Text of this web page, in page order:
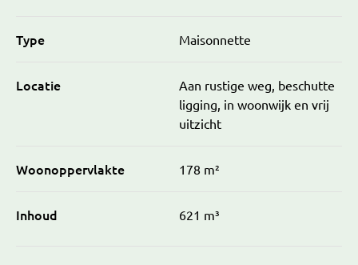
Type Maisonnette
Locatie
Aan rustige weg, beschutte
ligging, in woonwijk en vrij
uitzicht
Woonoppervlakte 178 m²
Inhoud 621 m³